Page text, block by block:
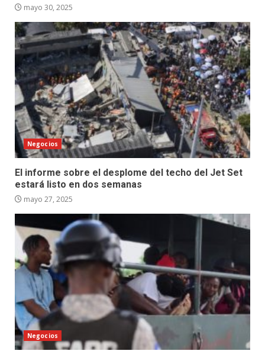
mayo 30, 2025
Negocios
El informe sobre el desplome del techo del Jet Set
estará listo en dos semanas
mayo 27, 2025
Negocios